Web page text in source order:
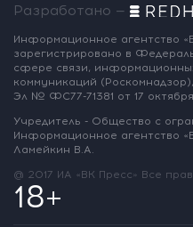
Разработано —
Информационное агентство
зарегистрировано в
сфере связи,
коммуникаций (Роскомнадзор),
Эл № ФС77-71381 от 17
Учредитель - Общество с
Информационное агентство
Ламейкин В.А.
@ 2017 ИА «ВК Пресс» Все
18+